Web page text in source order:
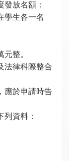
放名額：
學生各一名
整。
法律科際整合
應於申請時告
資料：